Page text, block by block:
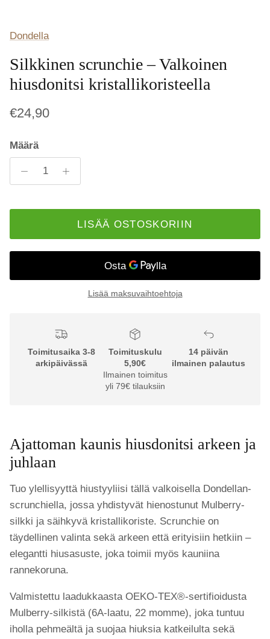
Dondella
Silkkinen scrunchie – Valkoinen
hiusdonitsi kristallikoristeella
€24,90
Määrä
LISÄÄ OSTOSKORIIN
Lisää maksuvaihtoehtoja
Toimitusaika 3-8
arkipäivässä
Toimituskulu
5,90€
Ilmainen toimitus
yli 79€ tilauksiin
14 päivän
ilmainen palautus
Ajattoman kaunis hiusdonitsi arkeen ja
juhlaan
Tuo ylellisyyttä hiustyyliisi tällä valkoisella Dondellan-
scrunchiella, jossa yhdistyvät hienostunut Mulberry-
silkki ja säihkyvä kristallikoriste. Scrunchie on
täydellinen valinta sekä arkeen että erityisiin hetkiin –
elegantti hiusasuste, joka toimii myös kauniina
rannekoruna.
Valmistettu laadukkaasta OEKO-TEX®-sertifioidusta
Mulberry-silkistä (6A-laatu, 22 momme), joka tuntuu
iholla pehmeältä ja suojaa hiuksia katkeilulta sekä